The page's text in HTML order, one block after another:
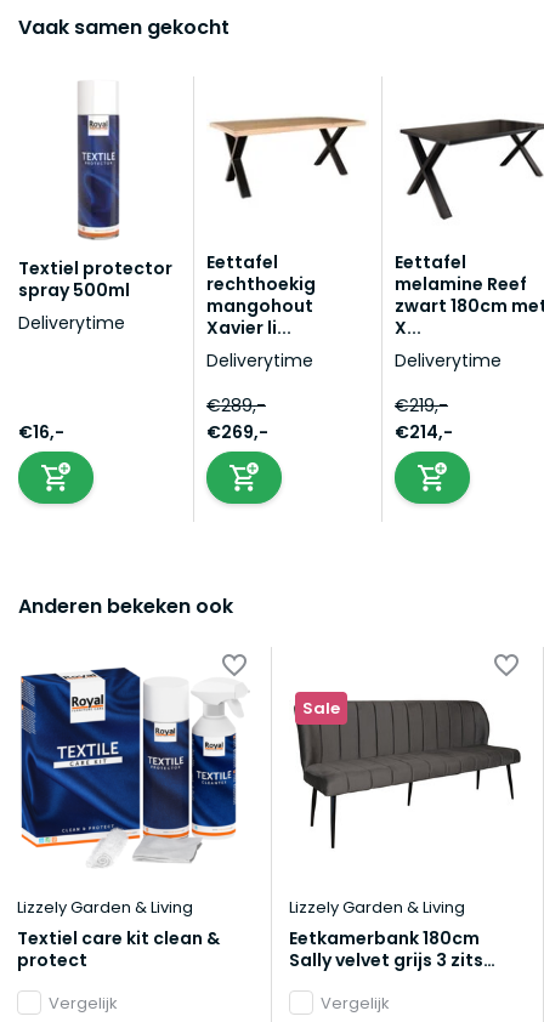
Vaak samen gekocht
Textiel protector
spray 500ml
Deliverytime
€16,-
Eettafel
rechthoekig
mangohout
Xavier li...
Deliverytime
€289,-
€269,-
Eettafel
melamine Reef
zwart 180cm
X...
Deliverytime
€219,-
€214,-
Anderen bekeken ook
Lizzely Garden & Living
Textiel care kit clean &
protect
Vergelijk
Sale
Lizzely Garden & Living
Eetkamerbank 180cm
Sally velvet grijs 3 zits
Vergelijk